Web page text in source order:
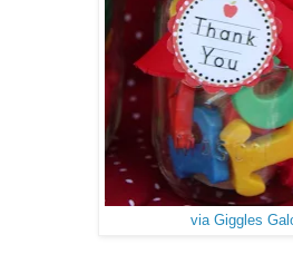
via Giggles